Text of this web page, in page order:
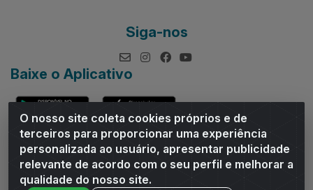
O nosso site coleta cookies próprios e de
terceiros para proporcionar uma experiência
personalizada ao usuário, apresentar publicidade
relevante de acordo com o seu perfil e melhorar a
qualidade do nosso site.
Siga-nos
Baixe o Aplicativo
Andrade Distribuidor - ROD AL 110, n° 1401 - Sitio Moco,